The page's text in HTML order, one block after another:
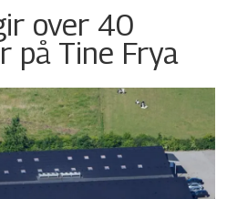
over 40
på Tine Frya